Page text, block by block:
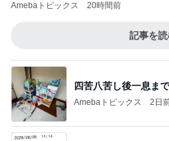
Amebaトピックス 20時間前
記事を
四苦八苦し後一息ま
Amebaトピックス 2日